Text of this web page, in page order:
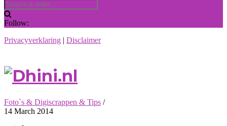
Follow:
Privacyverklaring | Disclaimer
Foto`s & Digiscrappen & Tips /
14 March 2014